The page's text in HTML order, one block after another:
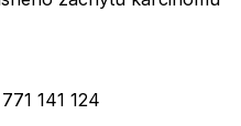
141 124